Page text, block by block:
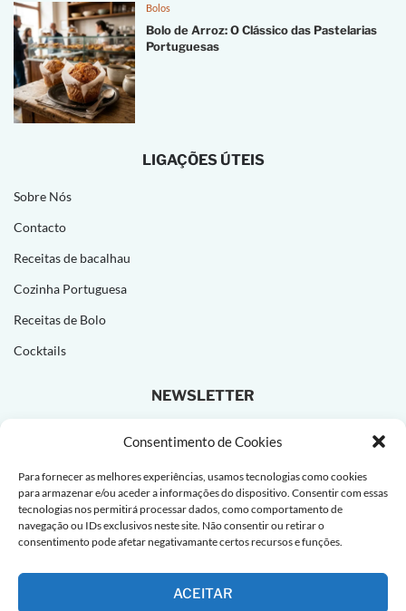
Consentimento de Cookies
Para fornecer as melhores experiências, usamos tecnologias como cookies
para armazenar e/ou aceder a informações do dispositivo. Consentir com essas
tecnologias nos permitirá processar dados, como comportamento de
navegação ou IDs exclusivos neste site. Não consentir ou retirar o
consentimento pode afetar negativamante certos recursos e funções.
ACEITAR
Bolos
Bolo de Arroz: O Clássico das Pastelarias
Portuguesas
LIGAÇÕES ÚTEIS
Sobre Nós
Contacto
Receitas de bacalhau
Cozinha Portuguesa
Receitas de Bolo
Cocktails
NEWSLETTER
Subscreva e receba novas receitas todas as semanas!